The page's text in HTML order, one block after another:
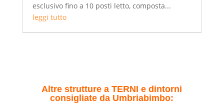
esclusivo fino a 10 posti letto, composta...
leggi tutto
Altre strutture a TERNI e dintorni
consigliate da Umbriabimbo: